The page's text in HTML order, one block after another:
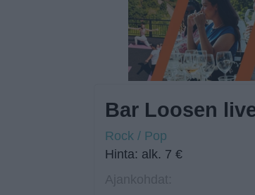
Bar Loosen
Rock / Pop
Hinta: alk. 7 €